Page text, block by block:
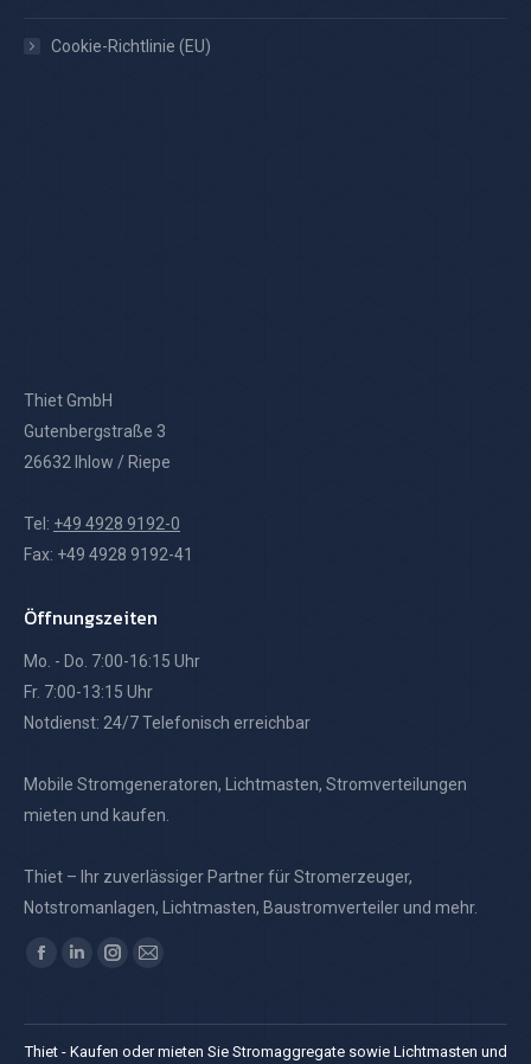
Cookie-Richtlinie (EU)
26632 Ihlow / Riepe
Tel:+49 4928 9192-0
Öffnungszeiten
Fr. 7:00-13:15 Uhr
Notdienst: 24/7 Telefonisch erreichbar
Mobile Stromgeneratoren, Lichtmasten, Stromverteilungen
Thiet – Ihr zuverlässiger Partner für Stromerzeuger,
Finden Sie uns auf:
Facebook
opens
new
window
Linkedin
opens
new
window
Instagram
opens
new
window
E-
page
in
new